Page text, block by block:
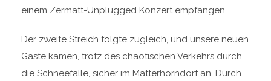
einem Zermatt-Unplugged Konzert empfangen.
Der zweite Streich folgte zugleich, und unsere neuen
Gäste kamen, trotz des chaotischen Verkehrs durch
die Schneefälle, sicher im Matterhorndorf an. Durch